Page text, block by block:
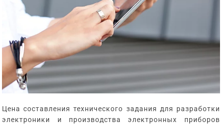
Цена составления технического задания для разработки
электроники и производства электронных приборов